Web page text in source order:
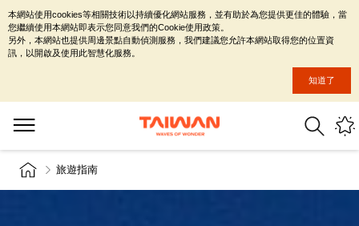
旅遊指南
本網站使用cookies等相關技術以持續優化網站服務，並有助於為您提供更佳的體驗，當
您繼續使用本網站即表示您同意我們的Cookie使用政策。
另外，本網站也提供周邊景點自動偵測服務，我們建議您允許本網站取得您的位置資
訊，以開啟及使用此智慧化服務。
知道了